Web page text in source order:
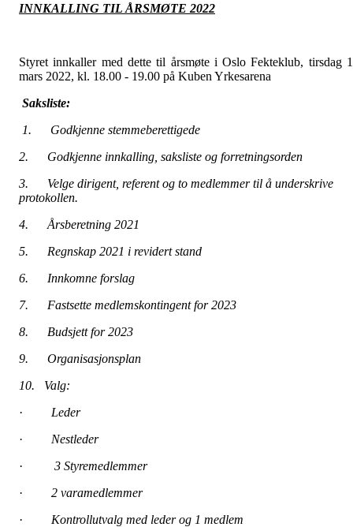
INNKALLING TIL ÅRSMØTE 2022
Styret innkaller med dette til årsmøte i Oslo Fekteklub, tirsdag
mars 2022, kl. 18.00 - 19.00 på Kuben Yrkesarena
Saksliste:
1. Godkjenne stemmeberettigede
2. Godkjenne innkalling, saksliste og forretningsorden
3. Velge dirigent, referent og to medlemmer til å underskrive
protokollen.
4. Årsberetning 2021
5. Regnskap 2021 i revidert stand
6. Innkomne forslag
7. Fastsette medlemskontingent for 2023
8. Budsjett for 2023
9. Organisasjonsplan
10. Valg:
· Leder
· Nestleder
·
3 Styremedlemmer
· 2 varamedlemmer
· Kontrollutvalg med leder og 1 medlem